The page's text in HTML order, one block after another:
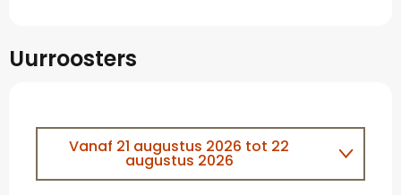
Uurroosters
Vanaf 21 augustus 2026 tot 22
augustus 2026